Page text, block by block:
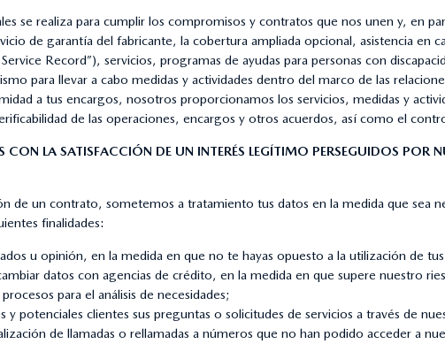
se realiza para cumplir los compromisos y contratos que nos unen y, en
de garantía del fabricante, la cobertura ampliada opcional, asistencia
Record”), servicios, programas de ayudas para personas con
para llevar a cabo medidas y actividades dentro del marco de las
a tus encargos, nosotros proporcionamos los servicios, medidas y
de las operaciones, encargos y otros acuerdos, así como el
CON LA SATISFACCIÓN DE UN INTERÉS LEGÍTIMO PERSEGUIDOS POR
de un contrato, sometemos a tratamiento tus datos en la medida que sea
finalidades:
u opinión, en la medida en que no te hayas opuesto a la utilización de
datos con agencias de crédito, en la medida en que supere nuestro
para el análisis de necesidades;
y potenciales clientes sus preguntas o solicitudes de servicios a través de
de llamadas o rellamadas a números que no han podido acceder a